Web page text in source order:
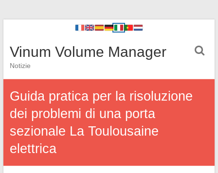
Vinum Volume Manager
Notizie
Guida pratica per la risoluzione
dei problemi di una porta
sezionale La Toulousaine
elettrica